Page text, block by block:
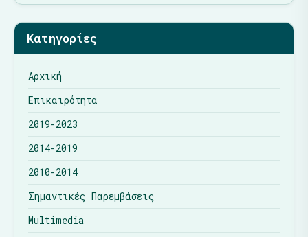
Κατηγορίες
Αρχική
Επικαιρότητα
2019-2023
2014-2019
2010-2014
Σημαντικές Παρεμβάσεις
Multimedia